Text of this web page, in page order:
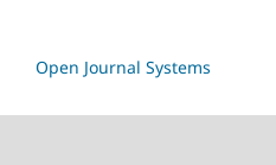
Open Journal Systems